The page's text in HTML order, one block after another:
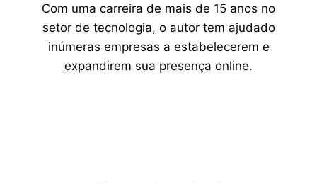
Com uma carreira de mais de 15 anos no
setor de tecnologia, o autor tem ajudado
inúmeras empresas a estabelecerem e
expandirem sua presença online.